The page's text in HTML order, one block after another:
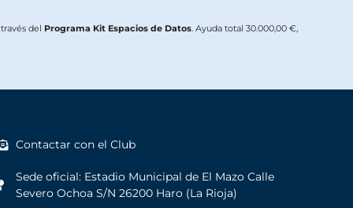
través del Programa Kit Espacios de Datos. Ayuda total 30.000,00 €,
Contactar con el Club
Sede oficial: Estadio Municipal de El Mazo Calle
Severo Ochoa S/N 26200 Haro (La Rioja)